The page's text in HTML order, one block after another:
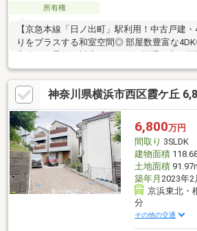
所有権
【京急本線「日ノ出町」駅利用！中古戸建
りをプラスする和室空間◎ 部屋数豊富な
神奈川県横浜市西区霞ケ丘
6,800万円
間取り 3SLDK
建物面積
土地面積
築年月 2023年
京浜東北・
分
その他の交通